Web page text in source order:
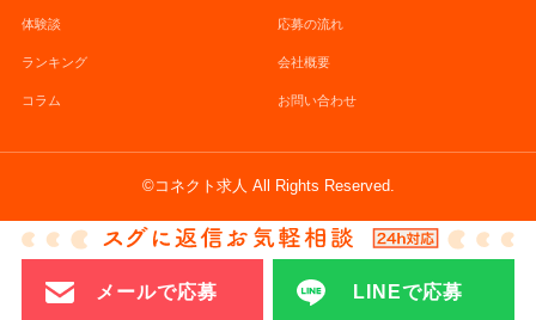
体験談
ランキング
コラム
応募の流れ
会社概要
お問い合わせ
©コネクト求人 All Rights Reserved.
メールで応募 LINEで応募